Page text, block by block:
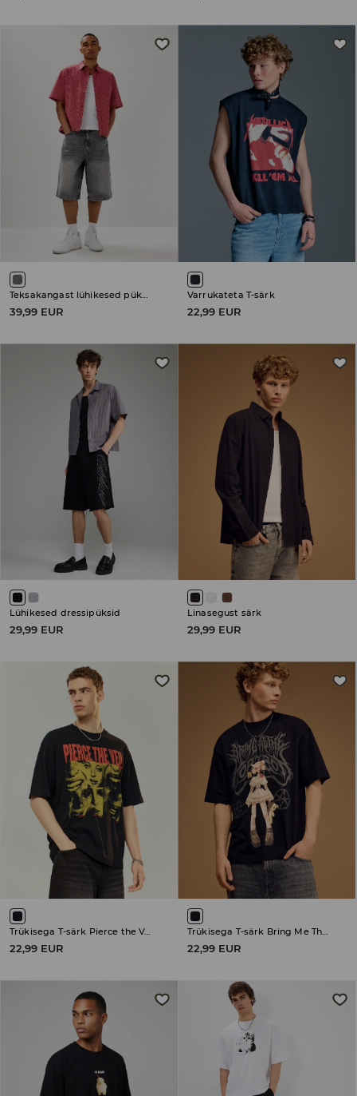
39,99 EUR
Varrukateta T-särk
22,99 EUR
Lühikesed dressipüksid
29,99 EUR
Linasegust särk
29,99 EUR
Trükisega T-särk Pierce the Veil
22,99 EUR 22,99 EUR